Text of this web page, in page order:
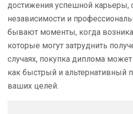
достижения успешной карьеры,
независимости и
бывают моменты, когда
которые могут затруднить
случаях, покупка диплома
как быстрый и альтернативный
ваших целей.